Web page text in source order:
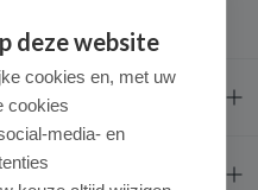
deze website
cookies en, met uw
cookies
media- en